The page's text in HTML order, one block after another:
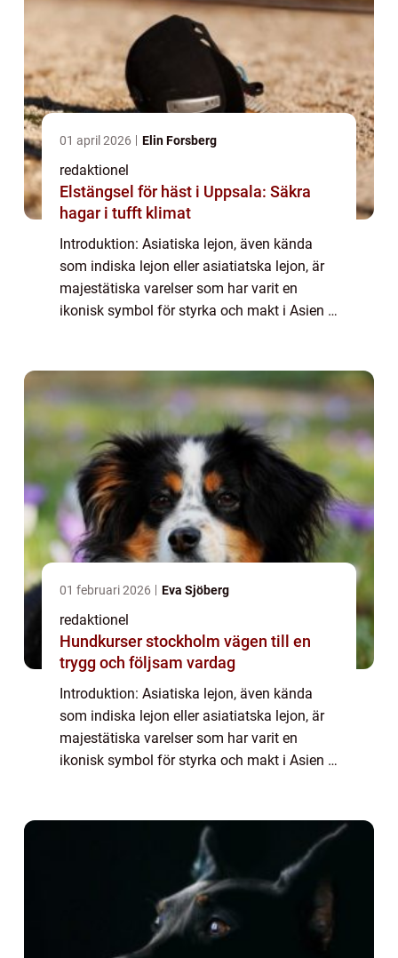
01 april 2026 Elin Forsberg
redaktionel
Elstängsel för häst i Uppsala: Säkra
hagar i tufft klimat
Introduktion: Asiatiska lejon, även kända
som indiska lejon eller asiatiatska lejon, är
majestätiska varelser som har varit en
ikonisk symbol för styrka och makt i Asien i
01 februari 2026 Eva Sjöberg
redaktionel
Hundkurser stockholm vägen till en
trygg och följsam vardag
Introduktion: Asiatiska lejon, även kända
som indiska lejon eller asiatiatska lejon, är
majestätiska varelser som har varit en
ikonisk symbol för styrka och makt i Asien i